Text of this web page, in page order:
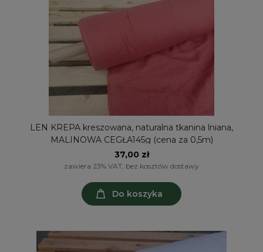
LEN KREPA kreszowana, naturalna tkanina lniana,
MALINOWA CEGŁA145g (cena za 0,5m)
37,00 zł
zawiera 23% VAT, bez kosztów dostawy
Do koszyka